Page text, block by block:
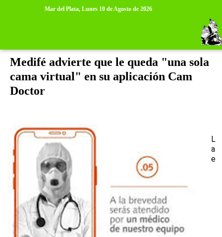
Mar del Plata, Lunes 10 de Agosto de 2026
Medifé advierte que le queda "una sola
cama virtual" en su aplicación Cam
Doctor
L
a
e